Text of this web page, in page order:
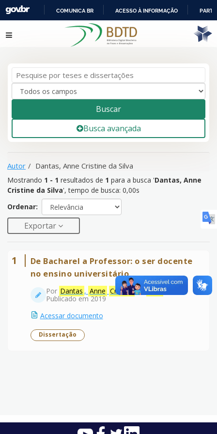
IR
PARA
COMUNICA BR ACESSO À INFORMAÇÃO
resultados de 1para a busca '
Dantas, Anne
Cristine da Silva
Pular para o conteúdo
Buscar
Busca avançada
Autor Dantas, Anne Cristine da Silva
Mostrando 1 - 1 resultados de 1 para a busca 'Dantas, Anne
Cristine da Silva', tempo de busca: 0,00s
Ordenar:
Exportar
1
De Bacharel a Professor: o ser docente
no ensino universitário
Por Dantas , Anne CristinedaSilva
Publicado em 2019
Acessar documento
Dissertação